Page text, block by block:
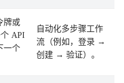
牌或
API
一个
自动化多步骤工作
流（例如，登录 →
创建 → 验证）。